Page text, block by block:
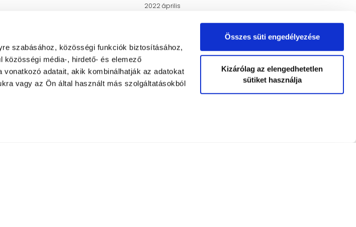
szabásához, közösségi funkciók biztosításához,
közösségi média-, hirdető- és elemező
adatait, akik kombinálhatják az adatokat
vagy az Ön által használt más szolgáltatásokból
Összes süti engedélyezése
Kizárólag az elengedhetetlen
sütiket használja
2022 április
2021 június